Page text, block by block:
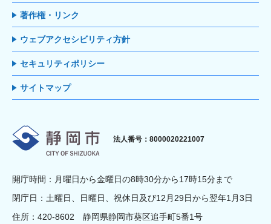
著作権・リンク
ウェブアクセシビリティ方針
セキュリティポリシー
サイトマップ
静岡市
法人番号：8000020221007
開庁時間：月曜日から金曜日の8時30分から17時15分まで
閉庁日：土曜日、日曜日、祝休日及び12月29日から翌年1月3日
住所：420-8602 静岡県静岡市葵区追手町5番1号